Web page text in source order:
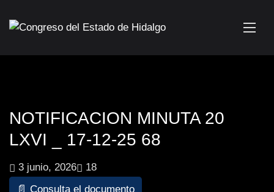
NOTIFICACION MINUTA 20
LXVI _ 17-12-25 68
3 junio, 2026
18
📄 Consulta el documento